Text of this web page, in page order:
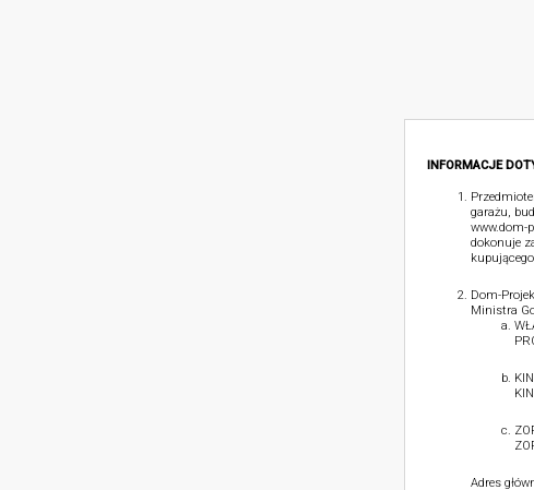
INFORMACJE
garażu,
www.dom-
dokonuje
Dom-
Ministra
Adres